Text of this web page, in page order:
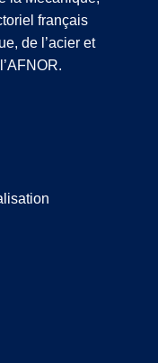
français
de l’acier et